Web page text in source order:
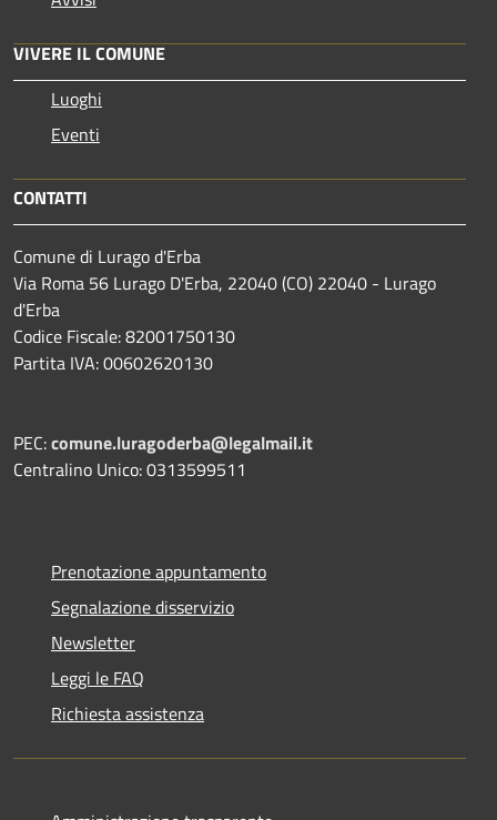
VIVERE IL COMUNE
Luoghi
Eventi
CONTATTI
Comune di Lurago d'Erba
Via Roma 56 Lurago D'Erba, 22040 (CO) 22040 - Lurago
d'Erba
Codice Fiscale: 82001750130
Partita IVA: 00602620130
PEC:comune.luragoderba@legalmail.it
Centralino Unico: 0313599511
Prenotazione appuntamento
Segnalazione disservizio
Newsletter
Leggi le FAQ
Richiesta assistenza